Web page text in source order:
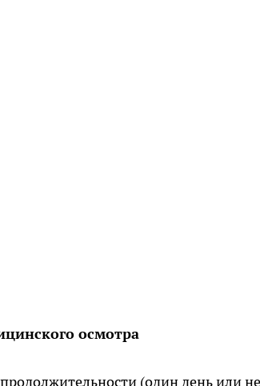
осмотра
(один день или